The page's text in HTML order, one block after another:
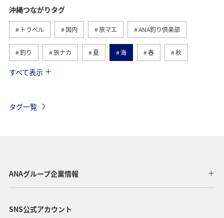
沖縄つながりタグ
トラベル 国内 旅マエ ANA釣り倶楽部
釣り 旅ナカ 夏 海 春 秋
自然・植物
タチウオ ショッピング＆ライフ 北海道 愛媛県
ライフ ANAのふるさと納税
すべて表示
タグ一覧
ANAグループ企業情報
SNS公式アカウント